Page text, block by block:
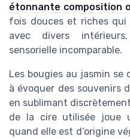
étonnante composition
fois douces et riches qui
avec divers
sensorielle incomparable.
Les bougies au jasmin
à évoquer des souvenirs
en sublimant
de la cire utilisée joue
quand elle est d’origine